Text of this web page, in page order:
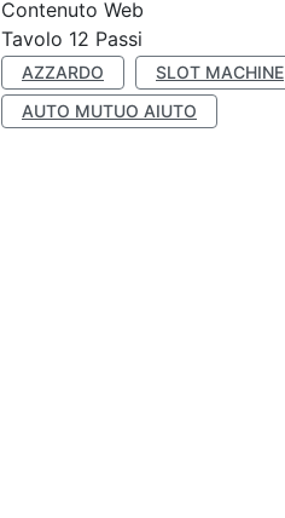
Contenuto Web
Tavolo 12 Passi
AZZARDO SLOT MACHINE
AUTO MUTUO AIUTO